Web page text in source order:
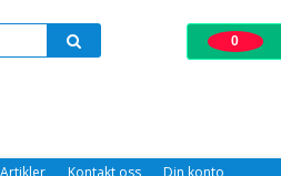
0
Artikler Kontakt oss Din konto